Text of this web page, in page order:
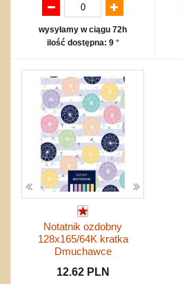
wysyłamy w ciągu 72h
ilość dostępna: 9 *
Notatnik ozdobny
128x165/64K kratka
Dmuchawce
12.62 PLN